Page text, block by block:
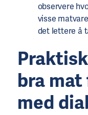
observere
visse
det lettere å
bra
med